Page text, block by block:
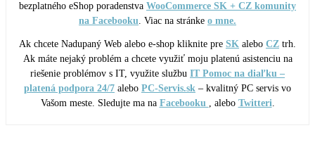
bezplatného eShop poradenstva WooCommerce SK + CZ komunity
na Facebooku. Viac na stránke o mne.
Ak chcete Nadupaný Web alebo e-shop kliknite pre SK alebo CZ trh.
Ak máte nejaký problém a chcete využiť moju platenú asistenciu na
riešenie problémov s IT, využite službu IT Pomoc na diaľku –
platená podpora 24/7 alebo PC-Servis.sk – kvalitný PC servis vo
Vašom meste. Sledujte ma na Facebooku , alebo Twitteri.